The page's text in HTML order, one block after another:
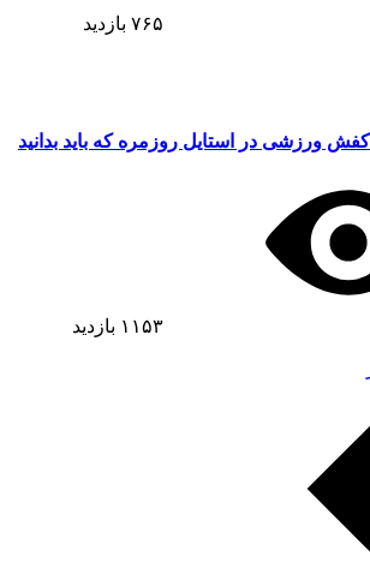
۷۶۵ بازدید
۱۱۵۳ بازدید